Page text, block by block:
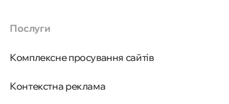
Послуги
Комплексне просування сайтів
Контекстна реклама